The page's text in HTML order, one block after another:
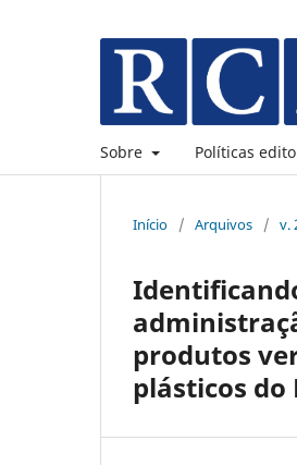
Sobre Políticas
Início / Arquivos / v.
produtos
plásticos do